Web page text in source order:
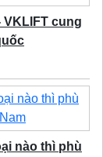
cung
nào thì phù